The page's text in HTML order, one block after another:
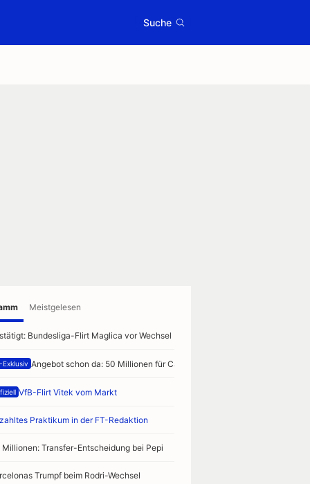
Suche
Meistgelesen
Bundesliga-Flirt Maglica vor Wechsel
Exklusiv Angebot schon da: 50 Millionen für Camara
VfB-Flirt Vitek vom Markt
Praktikum in der FT-Redaktion
Transfer-Entscheidung bei Pepi
Trumpf beim Rodri-Wechsel